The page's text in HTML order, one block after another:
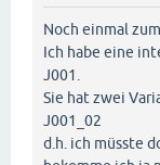
Noch einmal
Ich habe eine
J001.
Sie hat zwei
J001_02
d.h. ich müsste